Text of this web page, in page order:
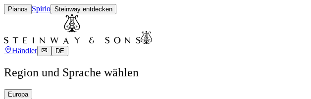
Pianos Spirio Steinway entdecken
Händler DE
Region und Sprache wählen
Europa